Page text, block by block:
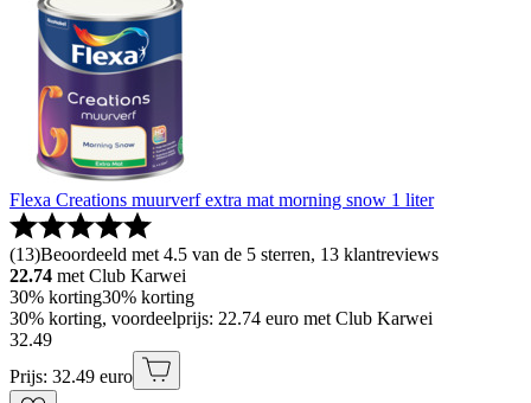
Flexa Creations muurverf extra mat morning snow 1 liter
(13)Beoordeeld met 4.5 van de 5 sterren, 13 klantreviews
22.74 met Club Karwei
30% korting30% korting
30% korting, voordeelprijs: 22.74 euro met Club Karwei
32.49
Prijs: 32.49 euro